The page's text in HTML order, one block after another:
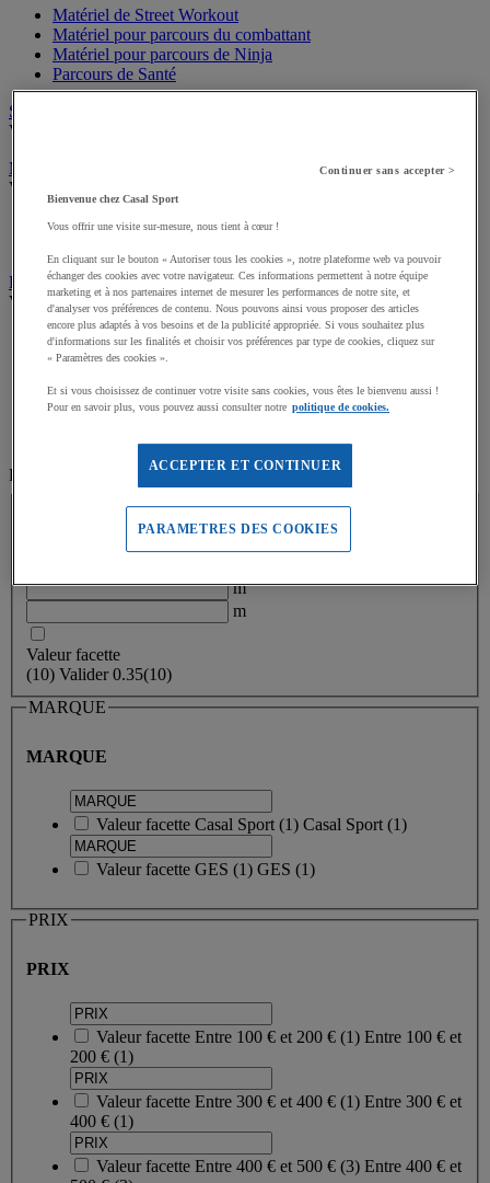
Matériel de Street Workout
Matériel pour parcours du combattant
Matériel pour parcours de Ninja
Parcours de Santé
Stations de Fitness et Musculation extérieures
Voir tous les produits
Mobilier urbain
Voir tous les produits
Bancs d'extérieur
Propreté des espaces extérieurs
Voir tous les produits
Abris Fumeurs
Cendriers extérieurs
Bennes, Conteneurs
Poubelles de tri extérieures
Filtrez par
m
m
Valeur facette
(10) Valider0.35(10)
MARQUE
MARQUE
Valeur facette Casal Sport (1) Casal Sport (1)
Valeur facette GES (1) GES (1)
PRIX
PRIX
Valeur facette Entre 100 € et 200 € (1) Entre 100 € et
200 € (1)
Valeur facette Entre 300 € et 400 € (1) Entre 300 € et
400 € (1)
Valeur facette Entre 400 € et 500 € (3) Entre 400 € et
Continuer sans accepter >
Bienvenue chez Casal Sport
Vous offrir une visite sur-mesure, nous tient à cœur !
En cliquant sur le bouton « Autoriser tous les cookies », notre plateforme web va pouvoir
échanger des cookies avec votre navigateur. Ces informations permettent à notre équipe
marketing et à nos partenaires internet de mesurer les performances de notre site, et
d'analyser vos préférences de contenu. Nous pouvons ainsi vous proposer des articles
encore plus adaptés à vos besoins et de la publicité appropriée. Si vous souhaitez plus
d'informations sur les finalités et choisir vos préférences par type de cookies, cliquez sur
« Paramètres des cookies ».
Et si vous choisissez de continuer votre visite sans cookies, vous êtes le bienvenu aussi !
Pour en savoir plus, vous pouvez aussi consulter notre politique de cookies.
ACCEPTER ET CONTINUER
PARAMETRES DES COOKIES